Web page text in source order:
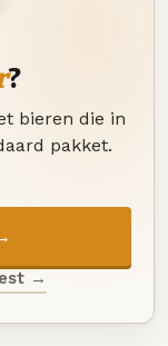
?
bieren die in
pakket.
→